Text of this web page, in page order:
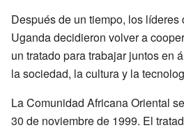
Después de un tiempo, los líderes
Uganda decidieron volver a
un tratado para trabajar juntos en
la sociedad, la cultura y la
La Comunidad Africana Oriental
30 de noviembre de 1999. El